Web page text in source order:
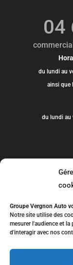
Groupe Vergnon Auto
Notre site utilise des
mesurer l'audience et
d'interagir avec nos
04
du lundi au
ainsi que
du lundi au